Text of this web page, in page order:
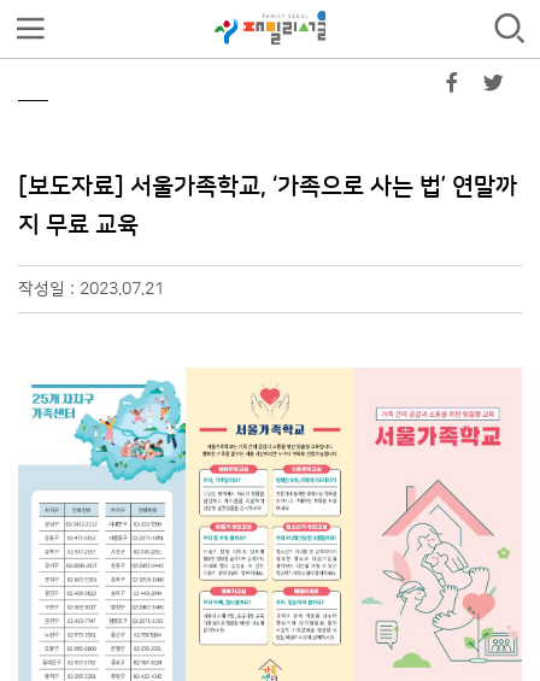
[보도자료] 서울가족학교, ‘가족으로 사는 법’ 연말까
지 무료 교육
작성일 : 2023.07.21